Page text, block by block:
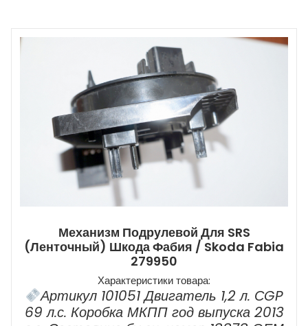
Механизм Подрулевой Для SRS
(ленточный) Шкода Фабия / Skoda Fabia
279950
Характеристики товара:
Артикул 101051 Двигатель 1,2 л. СGP
69 л.с. Коробка МКПП год выпуска 2013